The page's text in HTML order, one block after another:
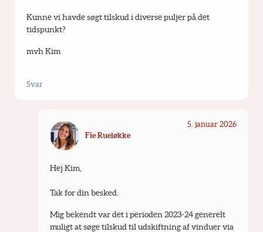
Kunne vi havde søgt tilskud i diverse puljer på det
tidspunkt?
mvh Kim
Svar
Fie Rueløkke
5. januar 2026
Hej Kim,
Tak for din besked.
Mig bekendt var det i perioden 2023-24 generelt
muligt at søge tilskud til udskiftning af vinduer via